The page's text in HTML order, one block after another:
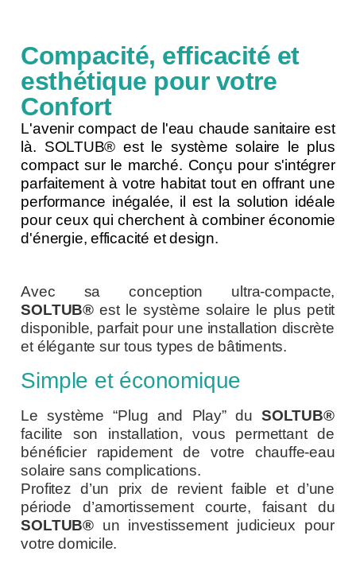
Compacité, efficacité et
esthétique pour votre
Confort
L'avenir compact de l'eau chaude sanitaire est
là. SOLTUB® est le système solaire le plus
compact sur le marché. Conçu pour s'intégrer
parfaitement à votre habitat tout en offrant une
performance inégalée, il est la solution idéale
pour ceux qui cherchent à combiner économie
d'énergie, efficacité et design.
Avec sa conception ultra-compacte,
SOLTUB®est le système solaire le plus petit
disponible, parfait pour une installation discrète
et élégante sur tous types de bâtiments.
Simple et économique
Le système “Plug and Play” duSOLTUB®
facilite son installation, vous permettant de
bénéficier rapidement de votre chauffe-eau
solaire sans complications.
Profitez d’un prix de revient faible et d’une
période d’amortissement courte, faisant du
SOLTUB®un investissement judicieux pour
votre domicile.